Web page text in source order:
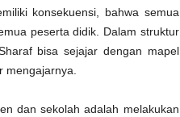
konsekuensi bahwa semua
pesertadidik . Dalam struktur
bisa sejajar dengan mapel
mengajarnya
dansekolah adalah melakukan